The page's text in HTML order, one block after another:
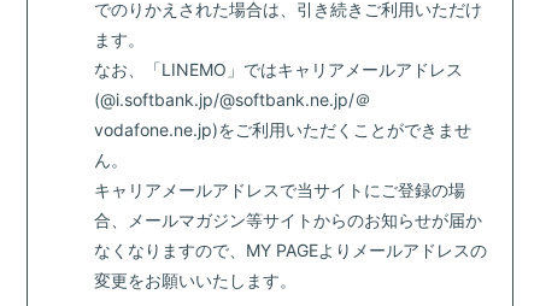
でのりかえされた場合は、引き続きご利用いただけ
ます。
なお、「LINEMO」ではキャリアメールアドレス
(@i.softbank.jp/@softbank.ne.jp/＠
vodafone.ne.jp)をご利用いただくことができませ
ん。
キャリアメールアドレスで当サイトにご登録の場
合、メールマガジン等サイトからのお知らせが届か
なくなりますので、MY PAGEよりメールアドレスの
変更をお願いいたします。